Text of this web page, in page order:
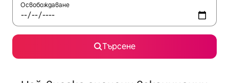
Освобождаване
Търсене